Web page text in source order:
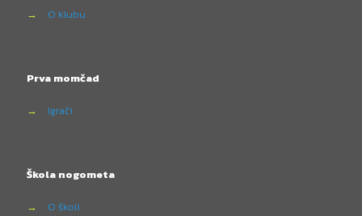
→
O klubu
Prva momčad
→ Igrači
Škola nogometa
→
O školi